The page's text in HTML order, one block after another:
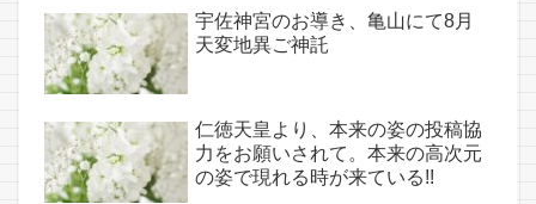
宇佐神宮のお導き、亀山にて8月
天変地異ご神託
仁徳天皇より、本来の姿の投稿協
力をお願いされて。本来の高次元
の姿で現れる時が来ている!!